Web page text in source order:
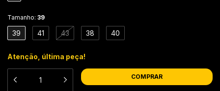
Tamanho: 39
39 41 43 38 40
Atenção, última peça!